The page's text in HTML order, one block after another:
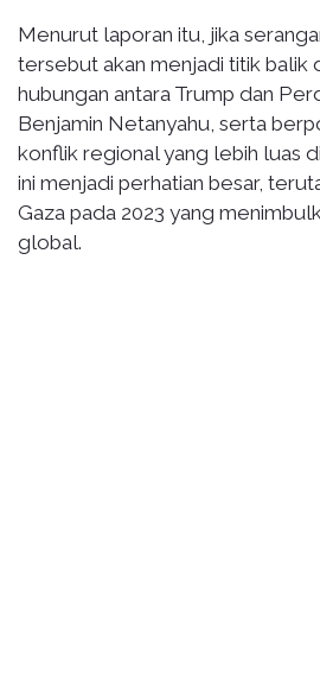
Menurut laporan itu, jika
tersebut akan menjadi titik balik
hubungan antara Trump dan
Benjamin Netanyahu, serta
konflik regional yang lebih luas
ini menjadi perhatian besar,
Gaza pada 2023 yang
global.